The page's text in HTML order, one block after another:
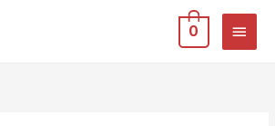
MAIN
0